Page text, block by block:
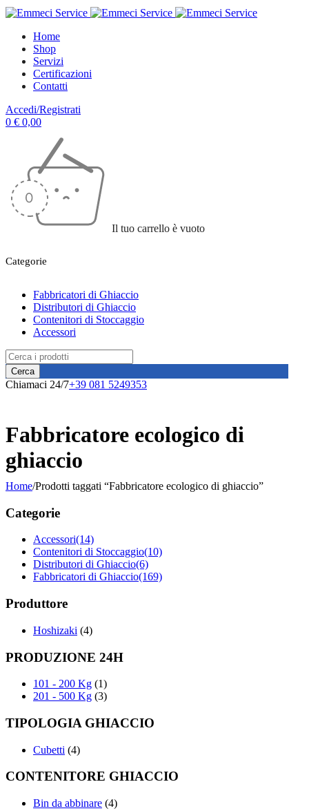
Home
Shop
Servizi
Certificazioni
Contatti
Accedi/Registrati
0 € 0,00
Il tuo carrello è vuoto
Categorie
Fabbricatori di Ghiaccio
Distributori di Ghiaccio
Contenitori di Stoccaggio
Accessori
Chiamaci 24/7+39 081 5249353
Fabbricatore ecologico di
ghiaccio
Home/Prodotti taggati “Fabbricatore ecologico di ghiaccio”
Categorie
Accessori(14)
Contenitori di Stoccaggio(10)
Distributori di Ghiaccio(6)
Fabbricatori di Ghiaccio(169)
Produttore
Hoshizaki (4)
PRODUZIONE 24H
101 - 200 Kg (1)
201 - 500 Kg (3)
TIPOLOGIA GHIACCIO
Cubetti (4)
CONTENITORE GHIACCIO
Bin da abbinare (4)